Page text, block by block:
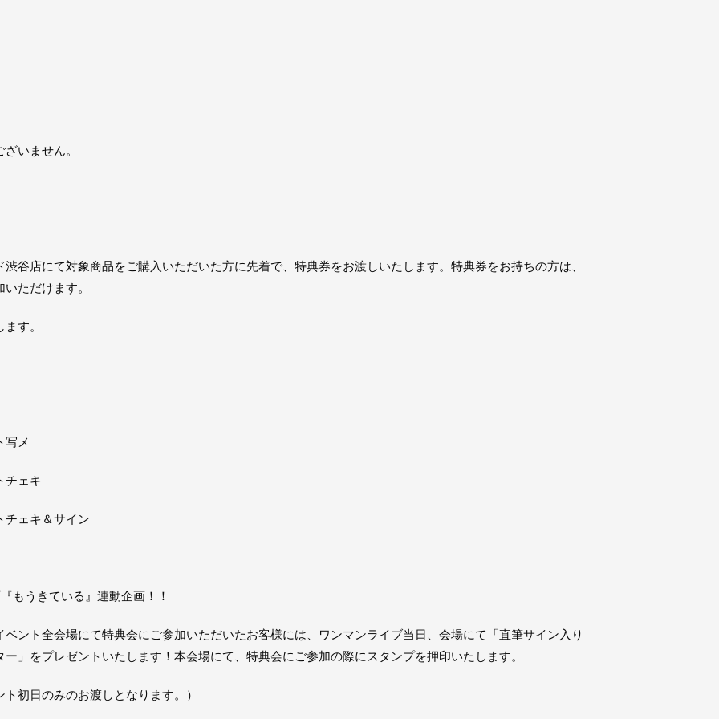
いません。
谷店にて対象商品をご購入いただいた方に先着で、特典券をお渡しいたします。特典券をお持ちの方は、
ただけます。
す。
写メ
チェキ
チェキ＆サイン
もうきている』連動企画！！
ント全会場にて特典会にご参加いただいたお客様には、ワンマンライブ当日、会場にて「直筆サイン入り
」をプレゼントいたします！本会場にて、特典会にご参加の際にスタンプを押印いたします。
初日のみのお渡しとなります。）